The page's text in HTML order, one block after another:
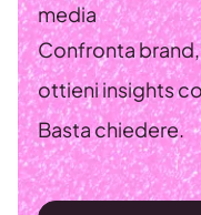
media
Confronta
ottieni insights
Basta chiedere.